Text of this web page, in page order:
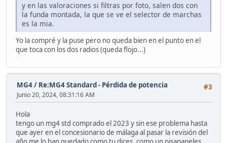
y en las valoraciones si filtras por foto, salen dos con
la funda montada, la que se ve el selector de marchas
es la mia.
Yo la compré y la puse pero no queda bien en el punto en el
que toca con los dos radios (queda flojo...)
#3
MG4/ Re:MG4 Standard - Pérdida de potencia
Junio 20, 2024, 08:31:16 AM
Hola
tengo un mg4 std comprado el 2023 y sin ese problema hasta
que ayer en el concesionario de málaga al pasar la revisión del